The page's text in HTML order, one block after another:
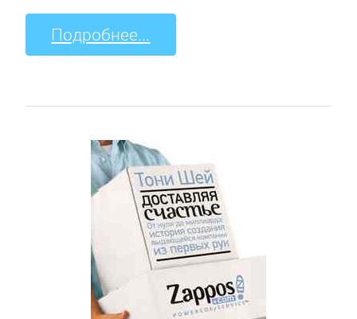
Подробнее...